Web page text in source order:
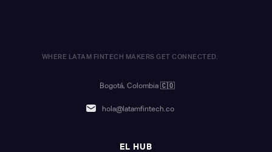
WHERE LATAM FINTECH MAKERS GET CONNECTED.
Bogotá, Colombia 🇨🇴
hola@latamfintech.co
EL HUB